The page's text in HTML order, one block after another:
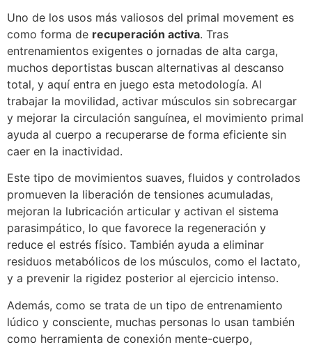
Uno de los usos más valiosos del primal movement es
como forma de recuperación activa. Tras
entrenamientos exigentes o jornadas de alta carga,
muchos deportistas buscan alternativas al descanso
total, y aquí entra en juego esta metodología. Al
trabajar la movilidad, activar músculos sin sobrecargar
y mejorar la circulación sanguínea, el movimiento primal
ayuda al cuerpo a recuperarse de forma eficiente sin
caer en la inactividad.
Este tipo de movimientos suaves, fluidos y controlados
promueven la liberación de tensiones acumuladas,
mejoran la lubricación articular y activan el sistema
parasimpático, lo que favorece la regeneración y
reduce el estrés físico. También ayuda a eliminar
residuos metabólicos de los músculos, como el lactato,
y a prevenir la rigidez posterior al ejercicio intenso.
Además, como se trata de un tipo de entrenamiento
lúdico y consciente, muchas personas lo usan también
como herramienta de conexión mente-cuerpo,